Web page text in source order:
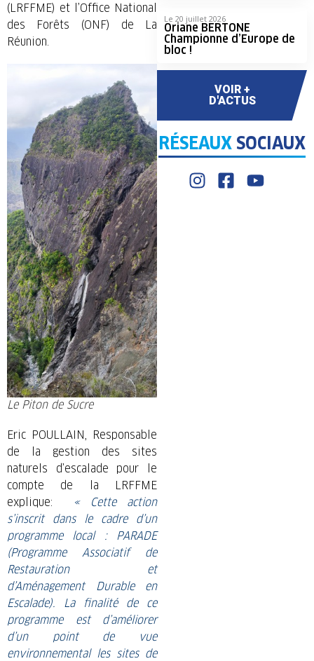
(LRFFME) et l’Office National
des Forêts (ONF) de La
Réunion.
Le Piton de Sucre
Eric POULLAIN, Responsable
de la gestion des sites
naturels d’escalade pour le
compte de la LRFFME
explique: « Cette action
s’inscrit dans le cadre d’un
programme local : PARADE
(Programme Associatif de
Restauration et
d’Aménagement Durable en
Escalade). La finalité de ce
programme est d’améliorer
d’un point de vue
environnemental les sites de
Le 20 juillet 2026
Oriane BERTONE
Championne d’Europe de
bloc !
VOIR +
D'ACTUS
RÉSEAUX SOCIAUX